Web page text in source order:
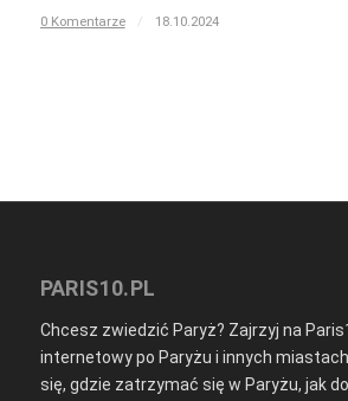
0 Komentarze / 18.10.2024
PARIS10.PL
Chcesz zwiedzić Paryż? Zajrzyj na
internetowy po Paryżu i innych
się, gdzie zatrzymać się w Paryżu, jak